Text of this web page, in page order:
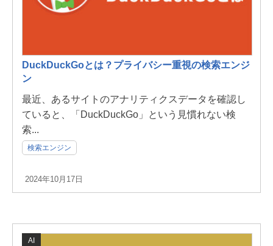
DuckDuckGoとは？プライバシー重視の検索エンジ
ン
最近、あるサイトのアナリティクスデータを確認し
ていると、「DuckDuckGo」という見慣れない検
索...
検索エンジン
2024年10月17日
AI